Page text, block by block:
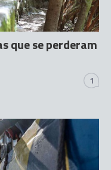
que se perderam
1